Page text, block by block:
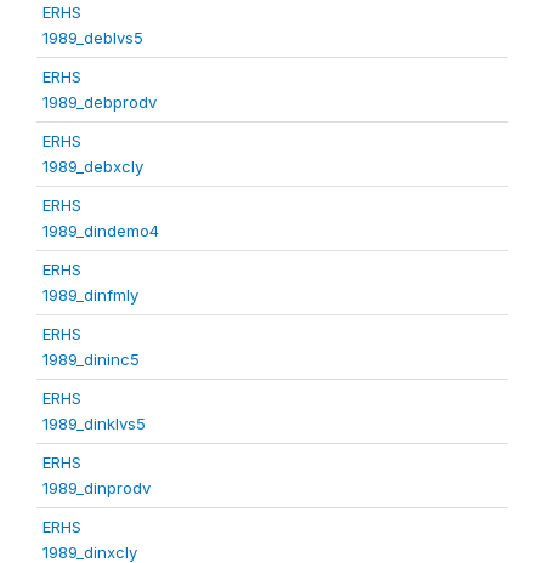
ERHS
1989_deblvs5
ERHS
1989_debprodv
ERHS
1989_debxcly
ERHS
1989_dindemo4
ERHS
1989_dinfmly
ERHS
1989_dininc5
ERHS
1989_dinklvs5
ERHS
1989_dinprodv
ERHS
1989_dinxcly